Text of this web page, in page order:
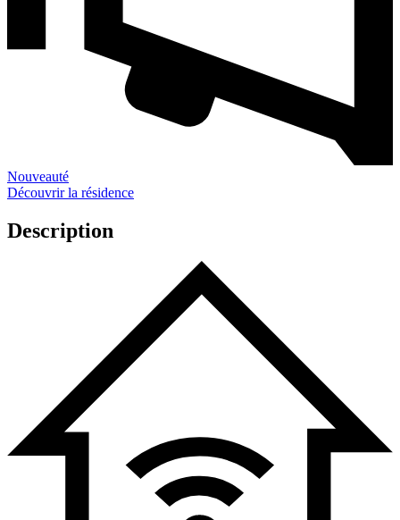
Nouveauté
Découvrir la résidence
Description